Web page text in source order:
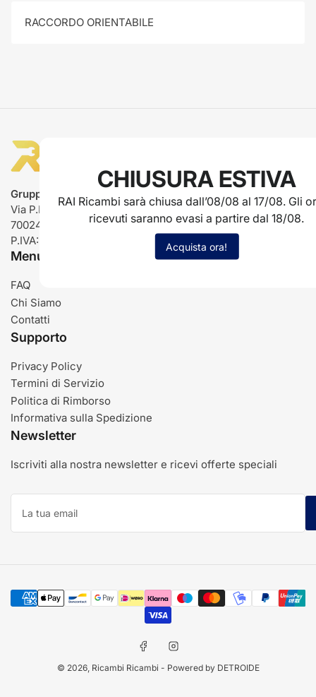
RACCORDO ORIENTABILE
Gruppo Rai ricambi
Via P.L. Nervi, 66
70024 Gravina in Puglia (BA)
P.IVA: IT03485840726
Menu
FAQ
Chi Siamo
Contatti
Supporto
Privacy Policy
Termini di Servizio
Politica di Rimborso
Informativa sulla Spedizione
Newsletter
Iscriviti alla nostra newsletter e ricevi offerte speciali
La
tua
Modalità
di
pagamento
FacebookInstagram
© 2026, Ricambi Ricambi - Powered by DETROIDE
CHIUSURA ESTIVA
RAI Ricambi sarà chiusa dall’08/08 al 17/08. Gli
ricevuti saranno evasi a partire dal 18/08.
Acquista ora!